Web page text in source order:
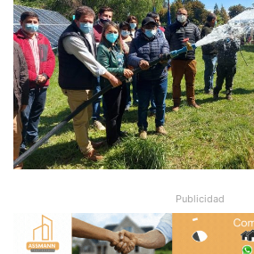
Publicidad